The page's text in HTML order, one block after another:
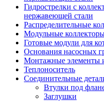
Гидрострелки с
нержавеющей стали
Распределительные
Модульные
Готовые модули для
Основания насосных
Монтажные элементы
Теплоноситель
Соединительные
Втулки под
Заглушки